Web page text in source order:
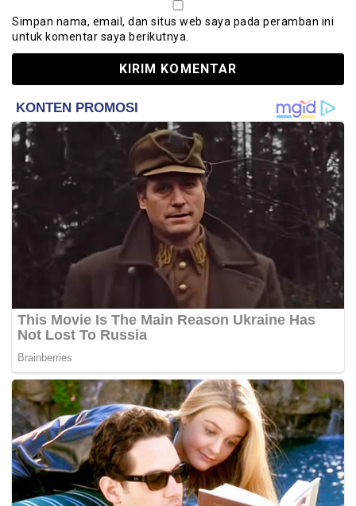
Simpan nama, email, dan situs web saya pada peramban ini
untuk komentar saya berikutnya.